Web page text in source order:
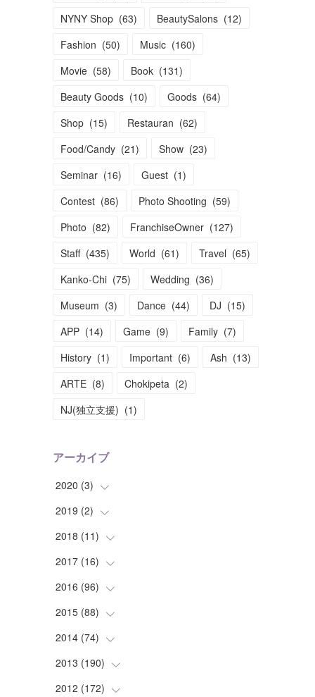
NYNY Shop (63) BeautySalons (12)
Fashion (50) Music (160)
Movie (58) Book (131)
Beauty Goods (10) Goods (64)
Shop (15) Restauran (62)
Food/Candy (21) Show (23)
Seminar (16) Guest (1)
Contest (86) Photo Shooting (59)
Photo (82) FranchiseOwner (127)
Staff (435) World (61) Travel (65)
Kanko-Chi (75) Wedding (36)
Museum (3) Dance (44) DJ (15)
APP (14) Game (9) Family (7)
History (1) Important (6) Ash (13)
ARTE (8) Chokipeta (2)
NJ(独立支援) (1)
アーカイブ
2020 (3)
(1
( 1)
(1)
2019 (2)
( 1)
(1)
2018 (11)
(2)
(1)
(1)
(1)
(3)
(2)
2017 (16)
(1)
(2)
(1)
(3)
(1)
2016 (96)
(2)
(5)
(6)
(3)
2015 (88)
(4)
(7)
(6)
2014 (74)
(9)
(14)
2013 (190)
(17)
2012 (172)